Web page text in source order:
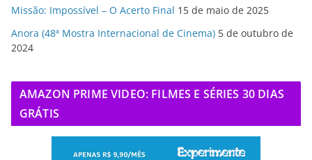
Missão: Impossível – O Acerto Final 15 de maio de 2025
Anora (48ª Mostra Internacional de Cinema) 5 de outubro de
2024
AMAZON PRIME VIDEO: FILMES E SÉRIES 30 DIAS
GRÁTIS